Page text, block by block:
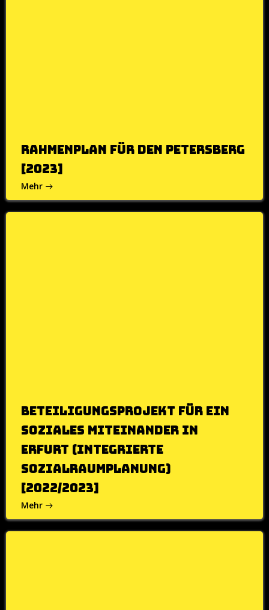
Rahmenplan für den Petersberg
[2023]
Mehr
Beteiligungsprojekt für ein
soziales Miteinander in
Erfurt (integrierte
Sozialraumplanung)
[2022/2023]
Mehr